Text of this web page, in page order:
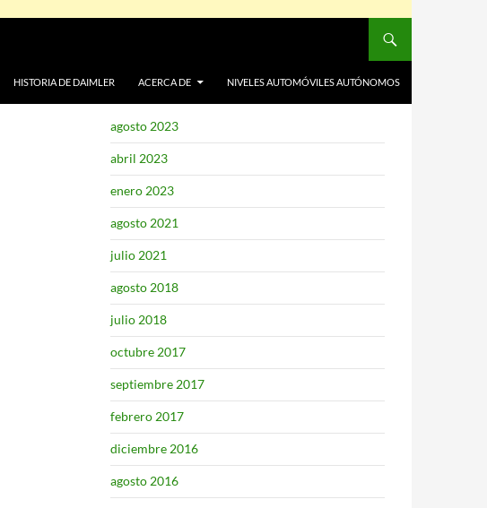
HISTORIA DE DAIMLER ACERCA DE NIVELES AUTOMÓVILES AUTÓNOMOS
ARCHIVOS
agosto 2023
abril 2023
enero 2023
agosto 2021
julio 2021
agosto 2018
julio 2018
octubre 2017
septiembre 2017
febrero 2017
diciembre 2016
agosto 2016